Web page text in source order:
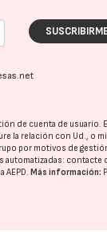
de cuenta de usuario.
la relación con Ud., o
por motivos de
contacte
AEPD.Más información: